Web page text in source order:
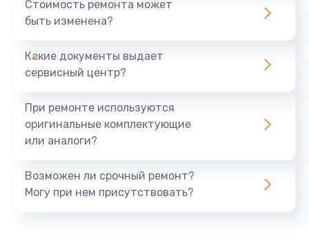
Замена вебкамеры
Ремонт петель крышки
Заказать
Стоимость ремонта может
быть изменена?
Какие документы выдает
сервисный центр?
При ремонте используются
оригинальные комплектующие
или аналоги?
Возможен ли срочный ремонт?
Могу при нем присутствовать?